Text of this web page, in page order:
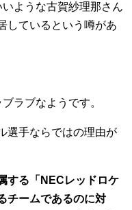
ような古賀紗理那さん
しているという噂があ
ラブなようです。
選手ならではの理由が
する「NECレッドロケ
チームであるのに対